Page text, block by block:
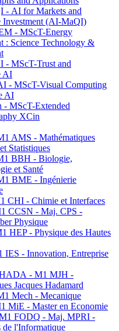
- AI for Markets and
Investment (AI-MaQI)
- MScT-Energy
: Science Technology &
- MScT-Trust and
AI
- MScT-Visual Computing
AI
MScT-Extended
XCin
AMS - Mathématiques
Statistiques
BBH - Biologie,
et Santé
BME - Ingénierie
CHI - Chimie et Interfaces
CCSN - Maj. CPS -
Physique
HEP - Physique des Hautes
IES - Innovation, Entreprise
- M1 MJH -
Jacques Hadamard
Mech - Mecanique
MiE - Master en Economie
FODQ - Maj. MPRI -
de l'Informatique